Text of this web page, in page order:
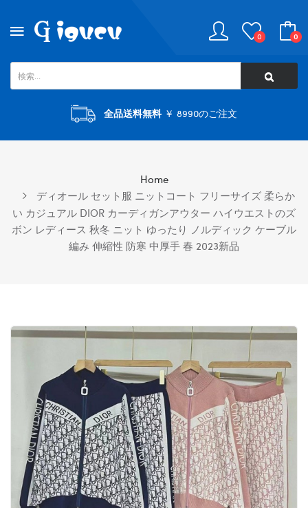
0 0
全品送料無料￥ 8990のご注文
Home
ディオール セット服 ニットコート フリーサイズ 柔らか
い カジュアル DIOR カーディガンアウター ハイウエストのズ
ボン レディース 秋冬 ニット ゆったり ノルディック ケーブル
編み 伸縮性 防寒 中厚手 春 2023新品